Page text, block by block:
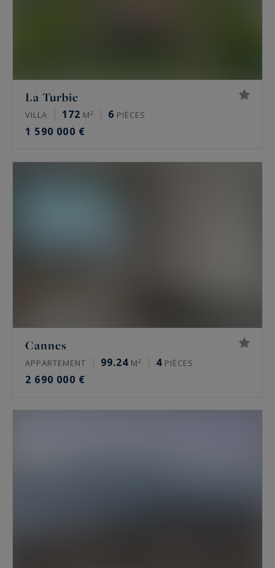
La Turbie
VILLA 172 M² 6 PIÈCES
1 590 000 €
Cannes
APPARTEMENT 99.24 M² 4 PIÈCES
2 690 000 €